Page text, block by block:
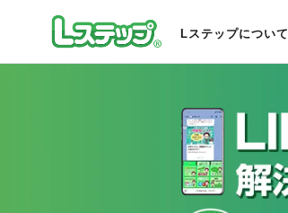
Lステップについて